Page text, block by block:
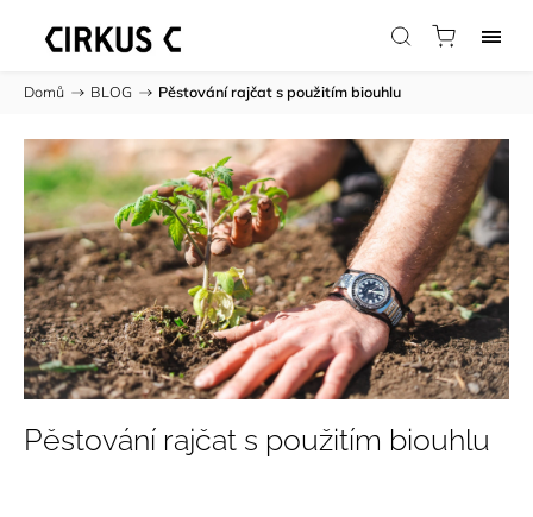
Domů / BLOG / Pěstování rajčat s použitím biouhlu
Pěstování rajčat s použitím biouhlu